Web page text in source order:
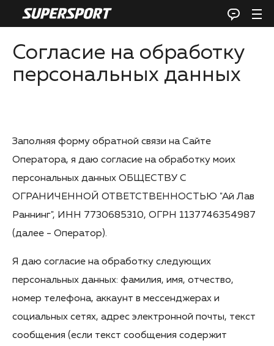
Согласие на обработку
персональных данных
Заполняя форму обратной связи на Сайте
Оператора, я даю согласие на обработку моих
персональных данных ОБЩЕСТВУ С
ОГРАНИЧЕННОЙ ОТВЕТСТВЕННОСТЬЮ "Ай Лав
Раннинг", ИНН 7730685310, ОГРН 1137746354987
(далее - Оператор).
Я даю согласие на обработку следующих
персональных данных: фамилия, имя, отчество,
номер телефона, аккаунт в мессенджерах и
социальных сетях, адрес электронной почты, текст
сообщения (если текст сообщения содержит